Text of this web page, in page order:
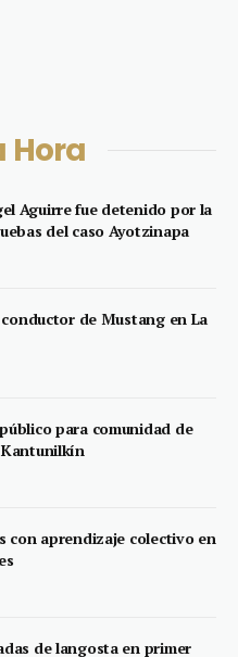
Hora
Aguirre fue detenido por la
del caso Ayotzinapa
de Mustang en La
para comunidad de
con aprendizaje colectivo en
de langosta en primer